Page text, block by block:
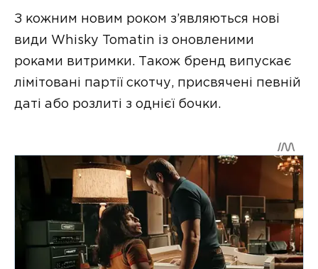
З кожним новим роком з’являються нові
види Whisky Tomatin із оновленими
роками витримки. Також бренд випускає
лімітовані партії скотчу, присвячені певній
даті або розлиті з однієї бочки.